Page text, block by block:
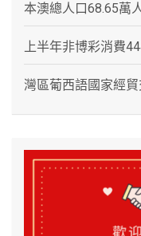
本澳總人口68.65萬
上半年非博彩消費
灣區葡西語國家經